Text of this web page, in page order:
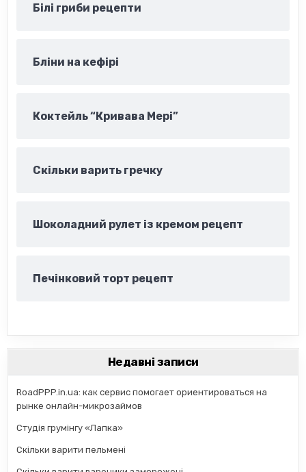
Білі гриби рецепти
Бліни на кефірі
Коктейль “Кривава Мері”
Скільки варить гречку
Шоколадний рулет із кремом рецепт
Печінковий торт рецепт
Недавні записи
RoadPPP.in.ua: как сервис помогает ориентироваться на
рынке онлайн-микрозаймов
Студія грумінгу «Лапка»
Скільки варити пельмені